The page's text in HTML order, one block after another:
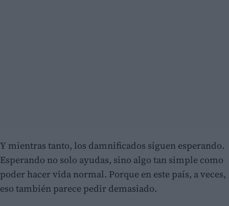
Y mientras tanto, los damnificados siguen esperando.
Esperando no solo ayudas, sino algo tan simple como
poder hacer vida normal. Porque en este país, a veces,
eso también parece pedir demasiado.